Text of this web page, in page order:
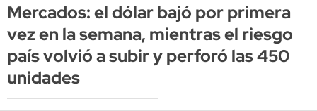
Mercados: el dólar bajó por primera
vez en la semana, mientras el riesgo
país volvió a subir y perforó las 450
unidades